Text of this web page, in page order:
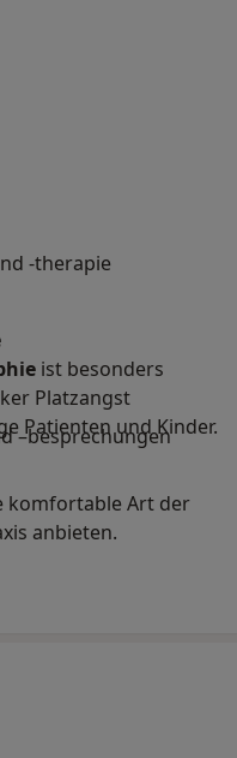
-therapie
–besprechungen
ist besonders
Platzangst
Patienten und Kinder.
komfortable Art der
anbieten.